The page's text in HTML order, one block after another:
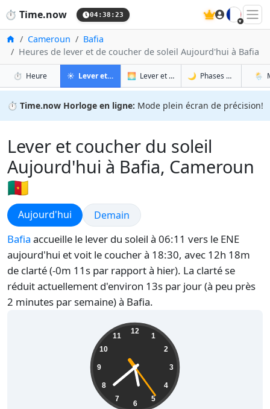
⏱️ Time.now 04:38:24 🇫🇷
Accueil
Cameroun
Bafia
Heures de lever et de coucher de soleil Aujourd'hui à Bafia
⏱️ Heureà Bafia☀️ Lever et coucher du soleil à Bafia
🌅 Lever et coucher du soleil demain à
🌙 Phases de la Lune à
🌦️
⏱️ Time.now Horloge en ligne: Mode plein écran de précision!
Lever et coucher du soleil
Aujourd'hui à Bafia, Cameroun
🇨🇲
Lever et coucher du soleil
Aujourd'hui Lever et coucher du soleil
Demain
Bafia accueille le lever du soleil à 06:11 vers le ENE
aujourd'hui et voit le coucher à 18:30, avec 12h 18m
de clarté (-0m 11s par rapport à hier). La clarté se
réduit actuellement d'environ 13s par jour (à peu près
2 minutes par semaine) à Bafia.
12
1
2
3
4
5
6
7
8
9
10
11